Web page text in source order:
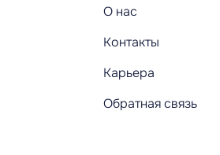
О нас
Контакты
Карьера
Обратная связь